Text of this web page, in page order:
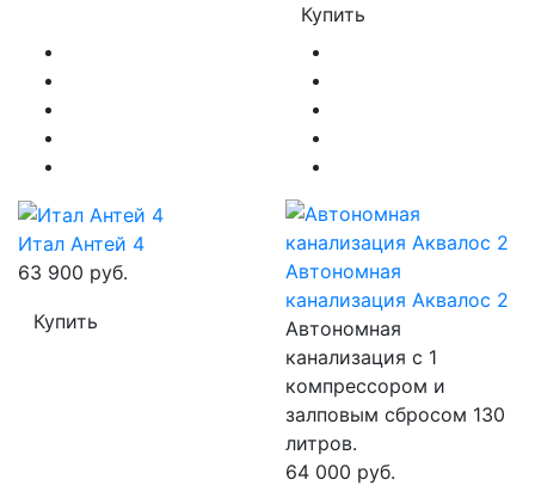
Купить
Итал Антей 4
63 900 руб.
Купить
Автономная
канализация Аквалос 2
Автономная
канализация с 1
компрессором и
залповым сбросом 130
литров.
64 000 руб.